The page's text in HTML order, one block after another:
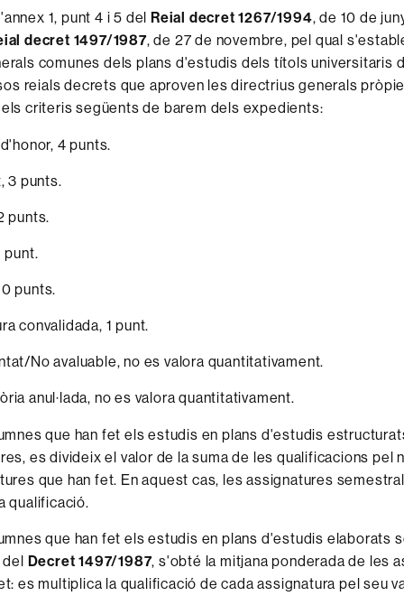
1, punt 4 i 5 del Reial decret 1267/1994, de 10 de
decret 1497/1987, de 27 de novembre, pel qual
comunes dels plans d'estudis dels títols universitaris
reials decrets que aproven les directrius generals
criteris següents de barem dels expedients:
4 punts.
3 punts.
punts.
punt.
punts.
convalidada, 1 punt.
No avaluable, no es valora quantitativament.
anul·lada, no es valora quantitativament.
que han fet els estudis en plans d'estudis
es divideix el valor de la suma de les qualificacions pel
que han fet. En aquest cas, les assignatures
qualificació.
que han fet els estudis en plans d'estudis elaborats
Decret 1497/1987, s'obté la mitjana ponderada de les
es multiplica la qualificació de cada assignatura pel seu